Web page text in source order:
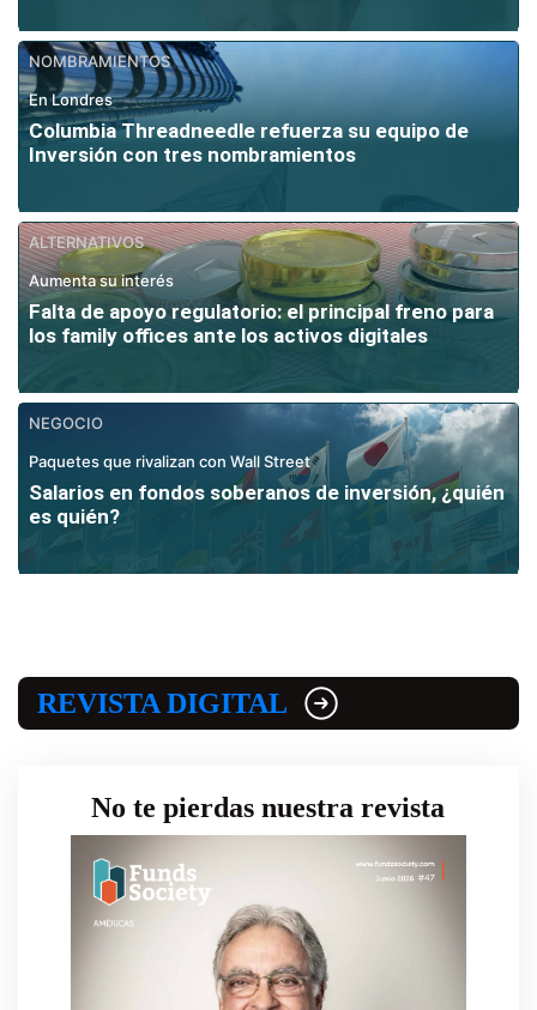
NOMBRAMIENTOS
En Londres
Columbia Threadneedle refuerza su equipo de
Inversión con tres nombramientos
ALTERNATIVOS
Aumenta su interés
Falta de apoyo regulatorio: el principal freno para
los family offices ante los activos digitales
NEGOCIO
Paquetes que rivalizan con Wall Street
Salarios en fondos soberanos de inversión, ¿quién
es quién?
REVISTA DIGITAL
No te pierdas nuestra revista